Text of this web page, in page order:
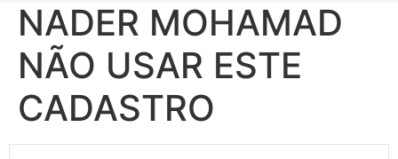
NADER MOHAMAD
NÃO USAR ESTE
CADASTRO